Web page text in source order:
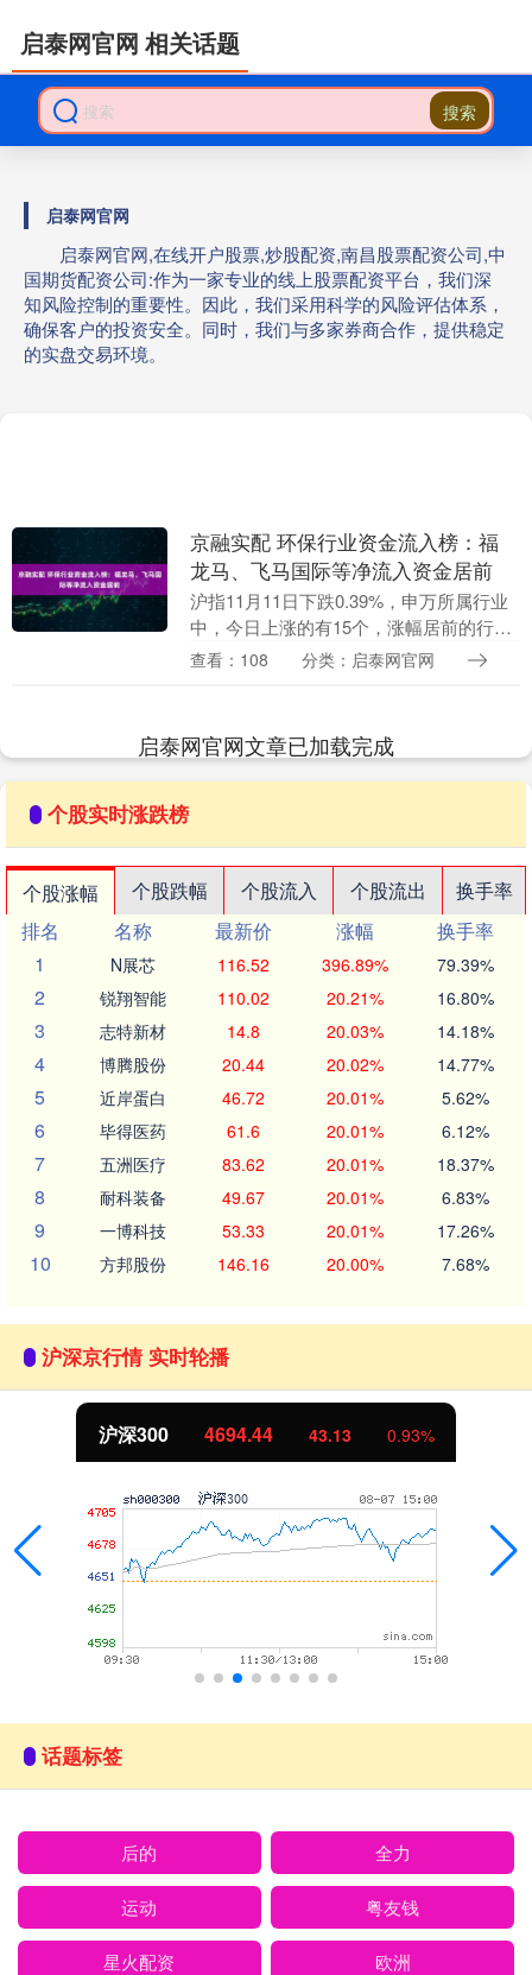
搜索
启泰网官网
启泰网官网,在线开户股票,炒股配资,南昌股票配资公司,中
国期货配资公司:作为一家专业的线上股票配资平台，我们深
知风险控制的重要性。因此，我们采用科学的风险评估体系，
确保客户的投资安全。同时，我们与多家券商合作，提供稳定
的实盘交易环境。
启泰网官网 相关话题
京融实配 环保行业资金流入榜：福
龙马、飞马国际等净流入资金居前
沪指11月11日下跌0.39%，申万所属行业
中，今日上涨的有15个，涨幅居前的行业
为商贸零售、房地产，涨幅分别为
查看：108 分类：启泰网官网
启泰网官网文章已加载完成
个股实时涨跌榜
个股涨幅 个股跌幅 个股流入 个股流出
换手率
排名
名称 最新价 涨幅
换手率
1
N展芯 116.52 396.89% 79.39%
2 锐翔智能 110.02 20.21% 16.80%
3 志特新材 14.8 20.03% 14.18%
4 博腾股份 20.44 20.02% 14.77%
5 近岸蛋白 46.72 20.01% 5.62%
6 毕得医药 61.6 20.01% 6.12%
7 五洲医疗 83.62 20.01% 18.37%
8 耐科装备 49.67 20.01% 6.83%
9 一博科技 53.33 20.01% 17.26%
10 方邦股份 146.16 20.00% 7.68%
沪深京行情 实时轮播
沪深300 4694.44 43.13 0.93%
话题标签
后的 全力
运动 粤友钱
星火配资 欧洲